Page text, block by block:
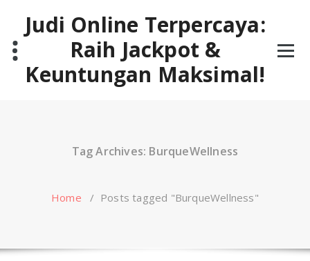
contentJudi Online Terpercaya:
Raih Jackpot &
Keuntungan Maksimal!
Tag Archives: BurqueWellness
Home / Posts tagged "BurqueWellness"